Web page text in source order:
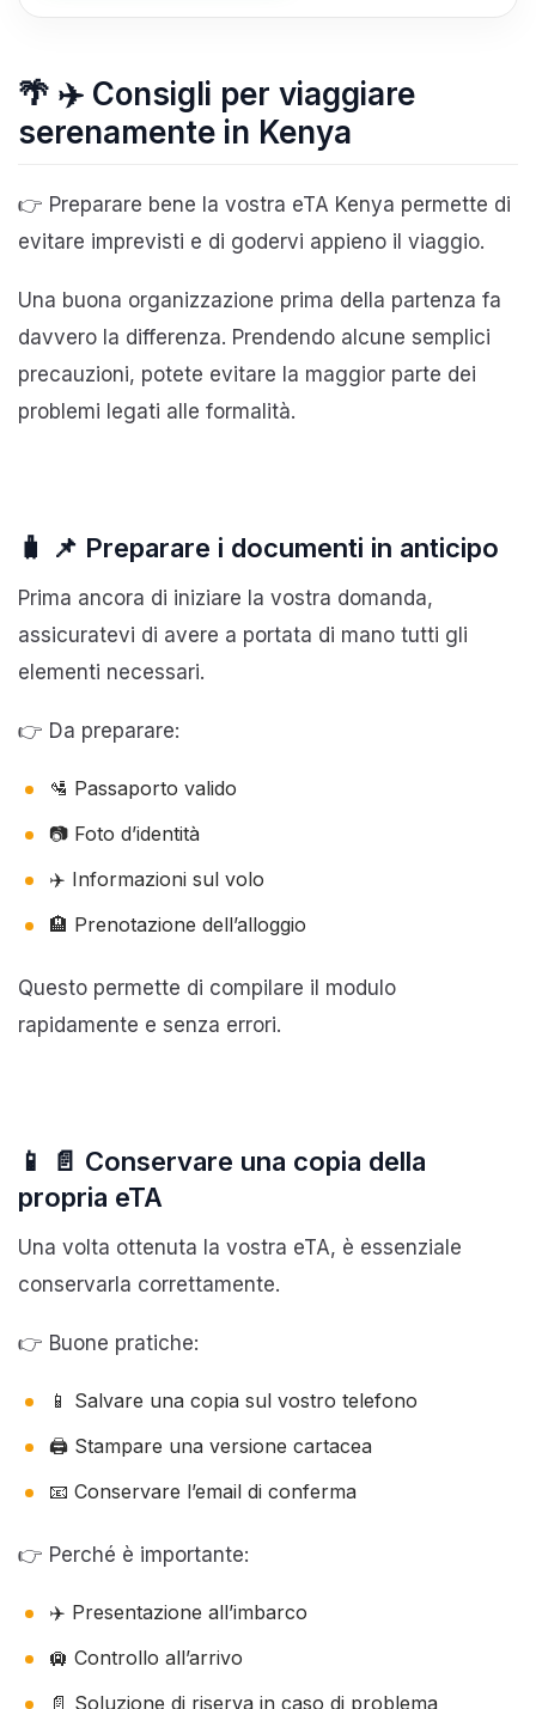
🌴 ✈️ Consigli per viaggiare
serenamente in Kenya
👉 Preparare bene la vostra eTA Kenya permette di
evitare imprevisti e di godervi appieno il viaggio.
Una buona organizzazione prima della partenza fa
davvero la differenza. Prendendo alcune semplici
precauzioni, potete evitare la maggior parte dei
problemi legati alle formalità.
🧳 📌 Preparare i documenti in anticipo
Prima ancora di iniziare la vostra domanda,
assicuratevi di avere a portata di mano tutti gli
elementi necessari.
👉 Da preparare:
🛂 Passaporto valido
📷 Foto d’identità
✈️ Informazioni sul volo
🏨 Prenotazione dell’alloggio
Questo permette di compilare il modulo
rapidamente e senza errori.
📱 📄 Conservare una copia della
propria eTA
Una volta ottenuta la vostra eTA, è essenziale
conservarla correttamente.
👉 Buone pratiche:
📱 Salvare una copia sul vostro telefono
🖨️ Stampare una versione cartacea
📧 Conservare l’email di conferma
👉 Perché è importante:
✈️ Presentazione all’imbarco
🛄 Controllo all’arrivo
📄 Soluzione di riserva in caso di problema